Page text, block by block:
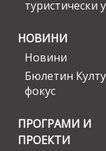
туристически
НОВИНИ
Новини
Бюлетин
фокус
ПРОГРАМИ И
ПРОЕКТИ